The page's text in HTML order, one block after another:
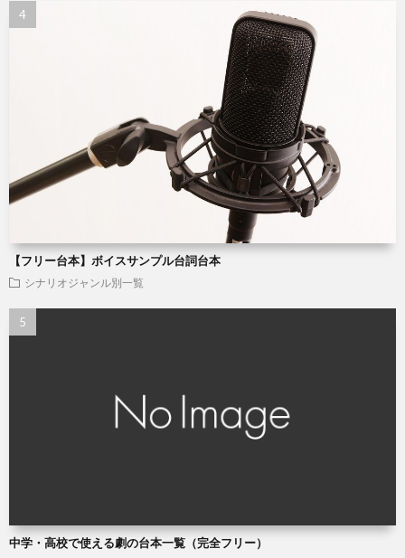
【フリー台本】ボイスサンプル台詞台本
シナリオジャンル別一覧
中学・高校で使える劇の台本一覧（完全フリー）